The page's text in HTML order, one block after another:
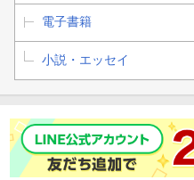
電子書籍
小説・エッセイ